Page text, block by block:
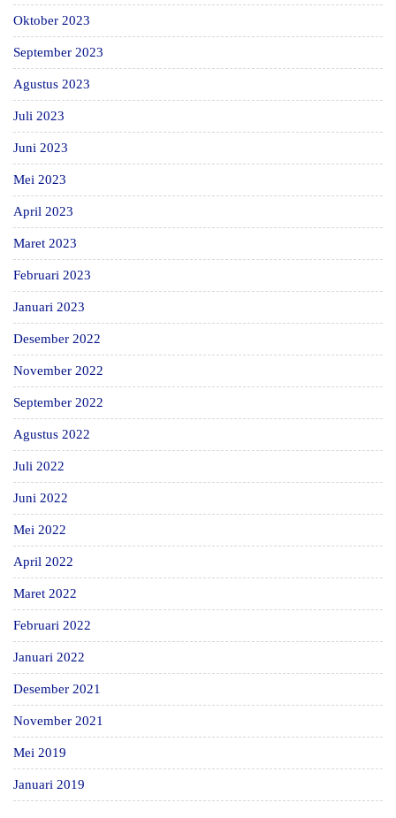
Oktober 2023
September 2023
Agustus 2023
Juli 2023
Juni 2023
Mei 2023
April 2023
Maret 2023
Februari 2023
Januari 2023
Desember 2022
November 2022
September 2022
Agustus 2022
Juli 2022
Juni 2022
Mei 2022
April 2022
Maret 2022
Februari 2022
Januari 2022
Desember 2021
November 2021
Mei 2019
Januari 2019